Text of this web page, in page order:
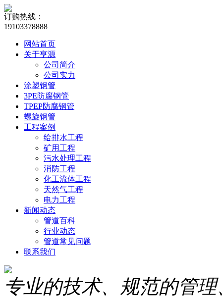
订购热线：
19103378888
网站首页
关于亨源
公司简介
公司实力
涂塑钢管
3PE防腐钢管
TPEP防腐钢管
螺旋钢管
工程案例
给排水工程
矿用工程
污水处理工程
消防工程
化工流体工程
天然气工程
电力工程
新闻动态
管道百科
行业动态
管道常见问题
联系我们
专业的技术、规范的管